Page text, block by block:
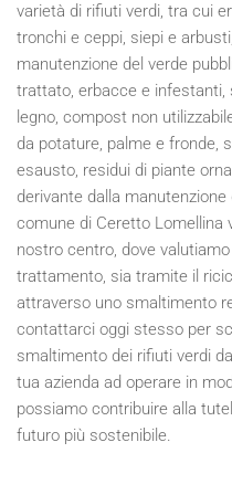
varietà di rifiuti verdi, tra cui
tronchi e ceppi, siepi e
manutenzione del verde
trattato, erbacce e
legno, compost non
da potature, palme e fronde,
esausto, residui di piante
derivante dalla
comune di Ceretto Lomellina
nostro centro, dove
trattamento, sia tramite il
attraverso uno smaltimento
contattarci oggi stesso per
smaltimento dei rifiuti verdi
tua azienda ad operare in
possiamo contribuire alla
futuro più sostenibile.